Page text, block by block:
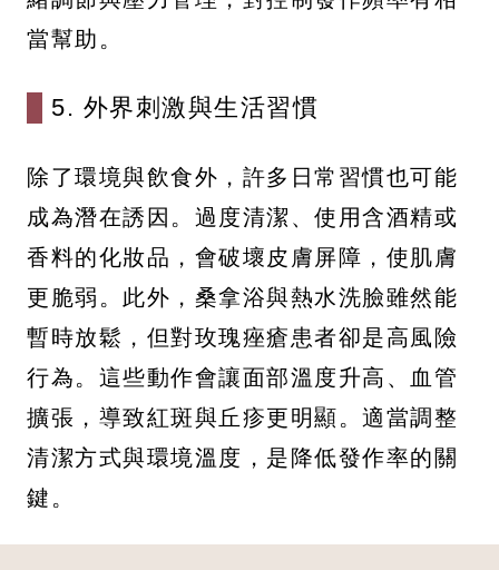
當幫助。
5. 外界刺激與生活習慣
除了環境與飲食外，許多日常習慣也可能
成為潛在誘因。過度清潔、使用含酒精或
香料的化妝品，會破壞皮膚屏障，使肌膚
更脆弱。此外，桑拿浴與熱水洗臉雖然能
暫時放鬆，但對玫瑰痤瘡患者卻是高風險
行為。這些動作會讓面部溫度升高、血管
擴張，導致紅斑與丘疹更明顯。適當調整
清潔方式與環境溫度，是降低發作率的關
鍵。